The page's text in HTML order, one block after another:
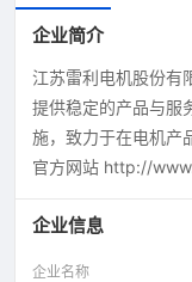
企业简介
江苏雷利电机股份有
提供稳定的产品与服
施，致力于在电机产
官方网站 http://
企业信息
企业名称